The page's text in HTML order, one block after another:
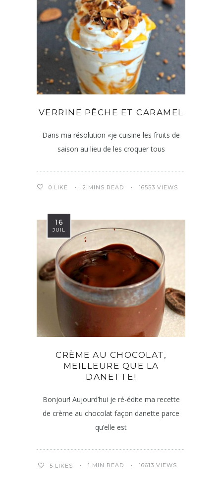
VERRINE PÊCHE ET CARAMEL
Dans ma résolution «je cuisine les fruits de
saison au lieu de les croquer tous
0 LIKE 2 MINS READ 16553 VIEWS
16
JUIL
CRÈME AU CHOCOLAT,
MEILLEURE QUE LA
DANETTE!
Bonjour! Aujourd’hui je ré-édite ma recette
de crème au chocolat façon danette parce
qu’elle est
5 LIKES 1 MIN READ 16613 VIEWS